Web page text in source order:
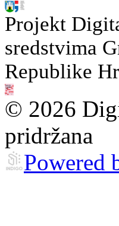
Projekt
sredstvima
Republike
© 2026
pridržana
Powered